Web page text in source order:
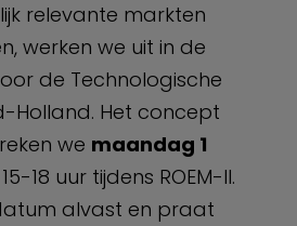
relevante markten
werken we uit in de
de Technologische
Holland. Het concept
we maandag 1
15-18 uur tijdens ROEM-II.
alvast en praat